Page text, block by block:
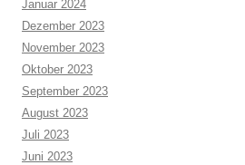
Januar 2024
Dezember 2023
November 2023
Oktober 2023
September 2023
August 2023
Juli 2023
Juni 2023